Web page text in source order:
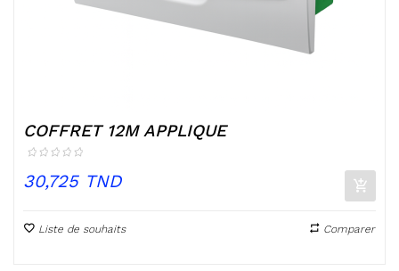
COFFRET 12M APPLIQUE
Prix
30,725 TND
Liste de souhaits Comparer